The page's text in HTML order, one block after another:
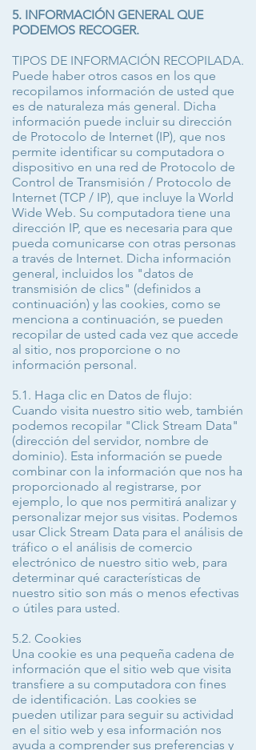
5. INFORMACIÓN GENERAL QUE
PODEMOS RECOGER.
TIPOS DE INFORMACIÓN RECOPILADA.
Puede haber otros casos en los que
recopilamos información de usted que
es de naturaleza más general. Dicha
información puede incluir su dirección
de Protocolo de Internet (IP), que nos
permite identificar su computadora o
dispositivo en una red de Protocolo de
Control de Transmisión / Protocolo de
Internet (TCP / IP), que incluye la World
Wide Web. Su computadora tiene una
dirección IP, que es necesaria para que
pueda comunicarse con otras personas
a través de Internet. Dicha información
general, incluidos los "datos de
transmisión de clics" (definidos a
continuación) y las cookies, como se
menciona a continuación, se pueden
recopilar de usted cada vez que accede
al sitio, nos proporcione o no
información personal.
5.1. Haga clic en Datos de flujo:
Cuando visita nuestro sitio web, también
podemos recopilar "Click Stream Data"
(dirección del servidor, nombre de
dominio). Esta información se puede
combinar con la información que nos ha
proporcionado al registrarse, por
ejemplo, lo que nos permitirá analizar y
personalizar mejor sus visitas. Podemos
usar Click Stream Data para el análisis de
tráfico o el análisis de comercio
electrónico de nuestro sitio web, para
determinar qué características de
nuestro sitio son más o menos efectivas
o útiles para usted.
5.2. Cookies
Una cookie es una pequeña cadena de
información que el sitio web que visita
transfiere a su computadora con fines
de identificación. Las cookies se
pueden utilizar para seguir su actividad
en el sitio web y esa información nos
ayuda a comprender sus preferencias y